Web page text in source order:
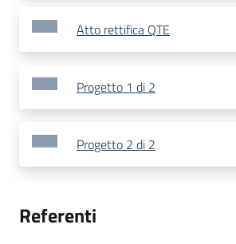
Atto rettifica QTE
Progetto 1 di 2
Progetto 2 di 2
Referenti